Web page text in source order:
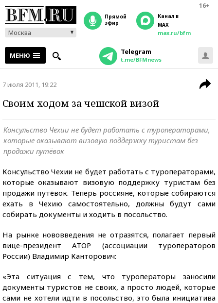
16+
Москва
прямой
эфир
Канал в
MAX
max.ru/bfm
МЕНЮ Telegram
t.me/BFMnews
7 июля 2011, 19:22
Своим ходом за чешской визой
Консульство Чехии не будет работать с туроператорами,
которые оказывают визовую поддержку туристам без
продажи путёвок
Консульство Чехии не будет работать с туроператорами,
которые оказывают визовую поддержку туристам без
продажи путёвок. Теперь россияне, которые собираются
ехать в Чехию самостоятельно, должны будут сами
собирать документы и ходить в посольство.
На рынке нововведения не отразятся, полагает первый
вице-президент АТОР (ассоциации туроператоров
России) Владимир Канторович:
«Эта ситуация с тем, что туроператоры заносили
документы туристов не своих, а просто людей, которые
сами не хотели идти в посольство, это была инициатива